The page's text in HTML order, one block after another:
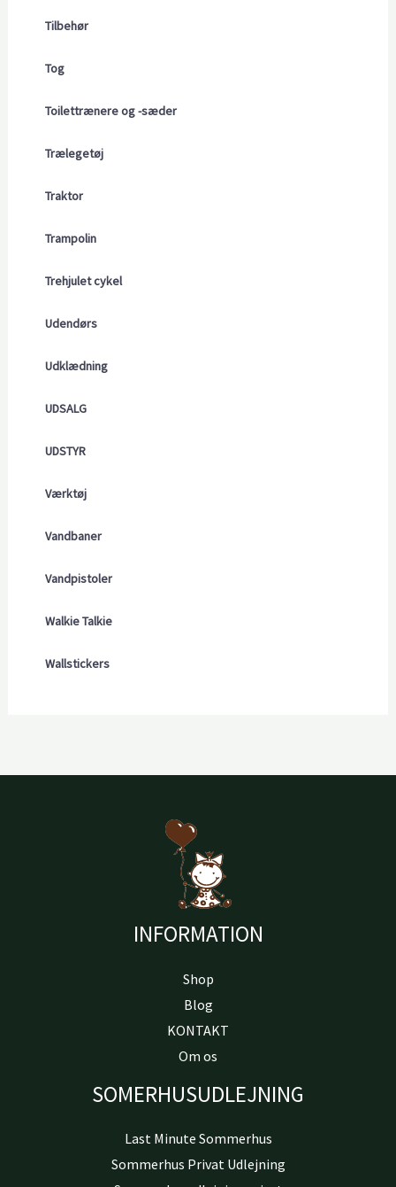
Tilbehør
Tog
Toilettrænere og -sæder
Trælegetøj
Traktor
Trampolin
Trehjulet cykel
Udendørs
Udklædning
UDSALG
UDSTYR
Værktøj
Vandbaner
Vandpistoler
Walkie Talkie
Wallstickers
INFORMATION
Shop
Blog
KONTAKT
Om os
SOMERHUSUDLEJNING
Last Minute Sommerhus
Sommerhus Privat Udlejning